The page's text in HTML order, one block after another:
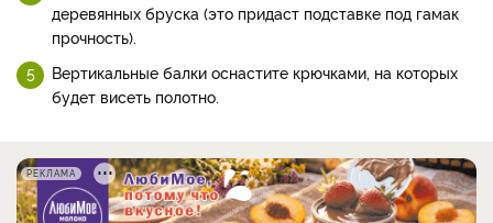
деревянных бруска (это придаст подставке под гамак
прочность).
Вертикальные балки оснастите крючками, на которых
будет висеть полотно.
РЕКЛАМА